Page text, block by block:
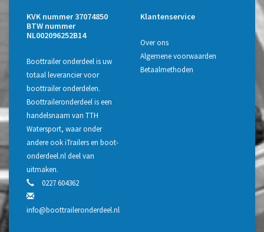
KVK nummer 37074850
BTW nummer
NL002096252B14
Boottrailer onderdeel is uw
totaal leverancier voor
boottrailer onderdelen.
Boottraileronderdeel is een
handelsnaam van TTH
Watersport, waar onder
andere ook iTrailers en boot-
onderdeel.nl deel van
uitmaken.
0227 604362
info@boottraileronderdeel.nl
Klantenservice
Over ons
Algemene voorwaarden
Betaalmethoden